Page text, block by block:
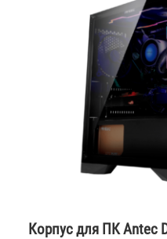
Корпус для ПК Antec